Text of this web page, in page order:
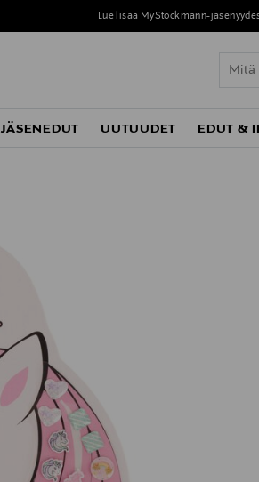
Lue lisää MyStockmann-
JÄSENEDUT UUTUUDET EDUT &